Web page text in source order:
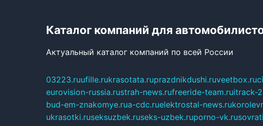
Каталог компаний для
Актуальный каталог компаний по всей России
03223.ruufille.rukrasotata.ruprazdnikdushi.ruveetbox.ru
eurovision-russia.rustrah-news.rufreeride-team.ruitrack-
bud-em-znakomye.rua-cdc.ruelektrostal-news.ru
ukrasotki.ruseksuzbek.ruseks-uzbek.ruporno-vk.ru